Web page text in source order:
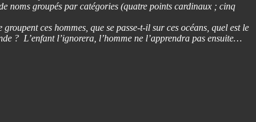
noms groupés par catégories (quatre points cardinaux ; cinq
ces hommes, que se passe-t-il sur ces océans, quel est le
? L’enfant l’ignorera, l’homme ne l’apprendra pas ensuite…